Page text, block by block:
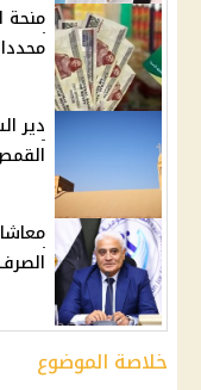
دير
خلاصة الموضوع